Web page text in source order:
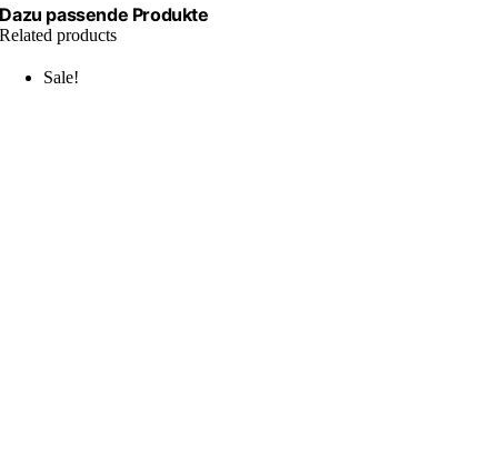
Dazu passende Produkte
Related products
Sale!